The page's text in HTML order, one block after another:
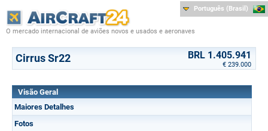
O mercado internacional de aviões novos e usados e aeronaves
Português (Brasil)
Cirrus Sr22 BRL 1.405.941
€ 239.000
Visão Geral
Maiores Detalhes
Fotos